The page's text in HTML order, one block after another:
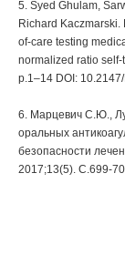
5. Syed Ghulam,
Richard Kaczmarski.
of-care testing
normalized ratio
p.1–14 DOI:
6. Марцевич С.Ю.,
оральных
безопасности
2017;13(5). С.699-